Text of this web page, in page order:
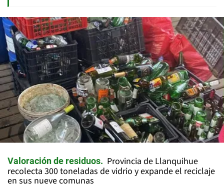
Valoración de residuos
Provincia de Llanquihue
recolecta 300 toneladas de vidrio y expande el reciclaje
en sus nueve comunas